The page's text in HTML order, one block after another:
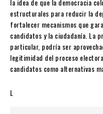
estructurales para reducir la
fortalecer mecanismos que
candidatos y la ciudadanía. La
particular, podría ser
legitimidad del proceso
candidatos como alternativas
L